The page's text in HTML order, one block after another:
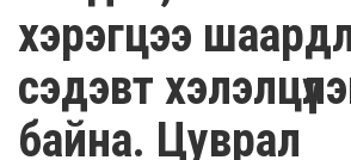
хэрэгцээ
сэдэвт
байна. Цуврал